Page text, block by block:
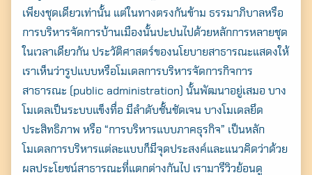
เพียงชุดเดียวเท่านั้น แต่ในทางตรงกันข้าม ธรรมาภิบาลหรือ
การบริหารจัดการบ้านเมืองนั้นปะปนไปด้วยหลักการหลายชุด
ในเวลาเดียวกัน ประวัติศาสตร์ของนโยบายสาธารณะแสดงให้
เราเห็นว่ารูปแบบหรือโมเดลการบริหารจัดการกิจการ
สาธารณะ (public administration) นั้นพัฒนาอยู่เสมอ บาง
โมเดลเป็นระบบแข็งทื่อ มีลำดับชั้นชัดเจน บางโมเดลยึด
ประสิทธิภาพ หรือ “การบริหารแบบภาคธุรกิจ” เป็นหลัก
โมเดลการบริหารแต่ละแบบก็มีจุดประสงค์และแนวคิดว่าด้วย
ผลประโยชน์สาธารณะที่แตกต่างกันไป เรามารีวิวย้อนดู